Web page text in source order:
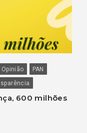
Opinião
PAN
600 milhões